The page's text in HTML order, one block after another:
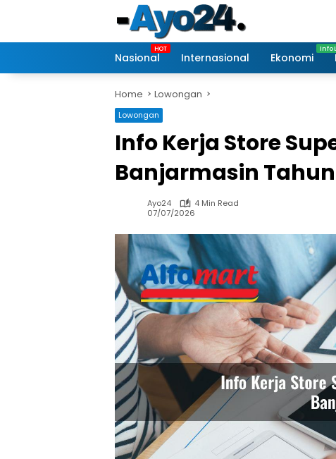
Nasional Internasional Ekonomi
Home Lowongan
Lowongan
Info Kerja Store
Banjarmasin Tahun
Ayo24
4 Min Read
07/07/2026